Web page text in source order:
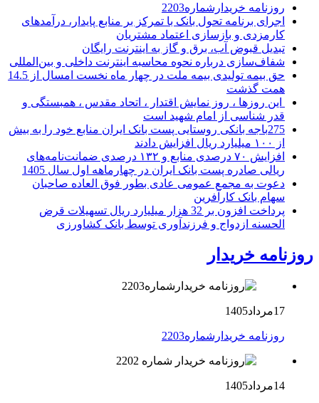
روزنامه خریدارشماره2203
اجرای برنامه تحول بانک با تمرکز بر منابع پایدار، درآمدهای
کارمزدی و بازسازی اعتماد مشتریان
تبدیل قبوض آب، برق و گاز به اینترنت رایگان
شفاف‌سازی درباره نحوه محاسبه اینترنت داخلی و بین‌المللی
حق بیمه تولیدی بیمه ملت در چهار ماه نخست امسال از 14.5
همت گذشت
این روزها ، روز نمایش اقتدار ، اتحاد مقدس ، همبستگی و
قدر شناسی از امام شهید است
275باجه بانکی روستایی پست بانک ایران منابع خود را به بیش
از ۱۰۰ میلیارد ریال افزایش دادند
افزایش ۷۰ درصدی منابع و ۱۳۲ درصدی ضمانت‌نامه‌های
ریالی صادره پست بانک ایران در چهارماهه اول سال 1405
دعوت به مجمع عمومی عادی بطور فوق العاده صاحبان
سهام بانک کارآفرین
پرداخت افزون بر 32 هزار میلیارد ریال تسهیلات قرض
الحسنه ازدواج و فرزندآوری توسط بانک کشاورزی
روزنامه خریدار
17مرداد1405
روزنامه خریدارشماره2203
14مرداد1405